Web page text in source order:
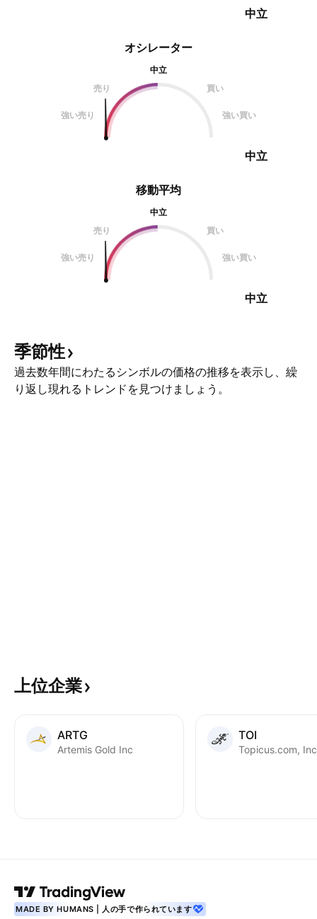
オシレーター
中立
売り
買い
強い売り 強い買い
中立
中立
移動平均
中立
売り
買い
強い売り 強い買い
中立
季節性
過去数年間にわたるシンボルの価格の推移を表示し、繰
り返し現れるトレンドを見つけましょう。
上位企業
ARTG
Artemis Gold Inc
TOI
Topicus.com,
MADE BY HUMANS | 人の手で作られています